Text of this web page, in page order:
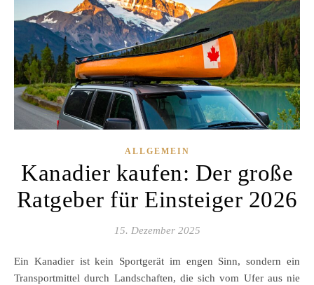
ALLGEMEIN
Kanadier kaufen: Der große
Ratgeber für Einsteiger 2026
15. Dezember 2025
Ein Kanadier ist kein Sportgerät im engen Sinn, sondern ein
Transportmittel durch Landschaften, die sich vom Ufer aus nie